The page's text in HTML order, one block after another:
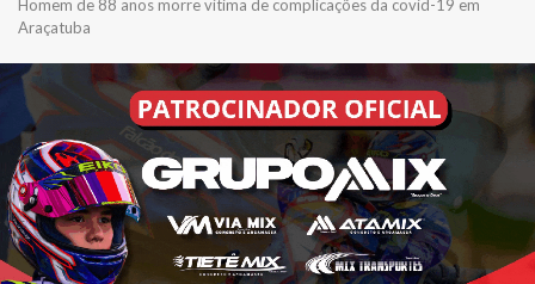
Homem de 88 anos morre vítima de complicações da covid-19 em
Araçatuba